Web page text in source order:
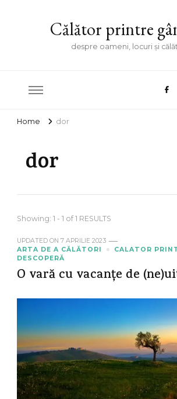
Călător printre
despre oameni, locuri și
Home dor
dor
Showing: 1 - 1 of 1 RESULTS
UPDATED ON 7 APRILIE 2023
ARTA DE A CĂLĂTORI
CALATOR
DESCOPERĂ
O vară cu vacanțe de